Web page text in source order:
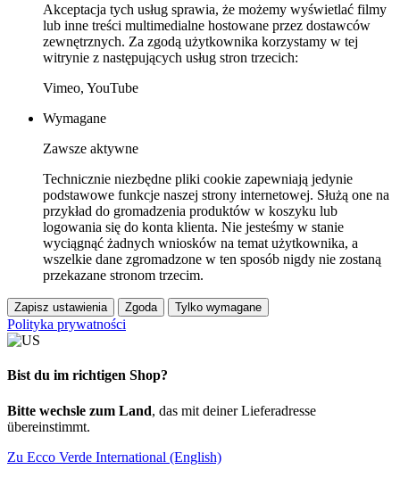
Akceptacja tych usług sprawia, że możemy wyświetlać filmy
lub inne treści multimedialne hostowane przez dostawców
zewnętrznych. Za zgodą użytkownika korzystamy w tej
witrynie z następujących usług stron trzecich:
Vimeo, YouTube
Wymagane
Zawsze aktywne
Technicznie niezbędne pliki cookie zapewniają jedynie
podstawowe funkcje naszej strony internetowej. Służą one na
przykład do gromadzenia produktów w koszyku lub
logowania się do konta klienta. Nie jesteśmy w stanie
wyciągnąć żadnych wniosków na temat użytkownika, a
wszelkie dane zgromadzone w ten sposób nigdy nie zostaną
przekazane stronom trzecim.
Zapisz ustawienia Zgoda Tylko wymagane
Polityka prywatności
Bist du im richtigen Shop?
Bitte wechsle zum Land, das mit deiner Lieferadresse
übereinstimmt.
Zu Ecco Verde International (English)